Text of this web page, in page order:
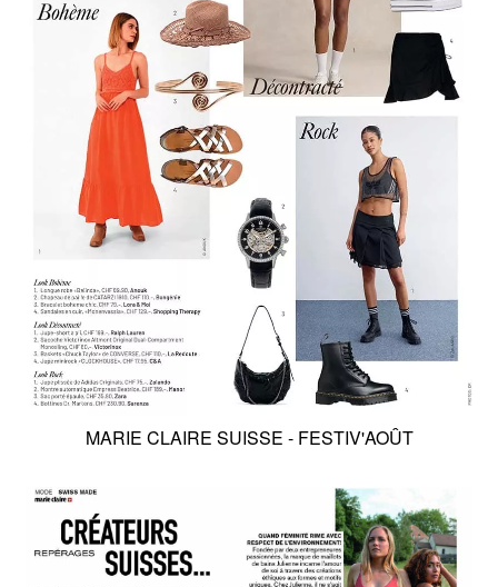
MARIE CLAIRE SUISSE - FESTIV'AOÛT